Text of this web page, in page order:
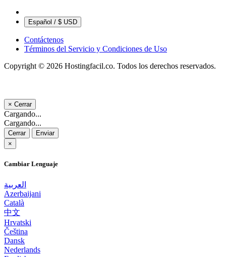
Español / $ USD
Contáctenos
Términos del Servicio y Condiciones de Uso
Copyright © 2026 Hostingfacil.co. Todos los derechos reservados.
× Cerrar
Cargando...
Cargando...
Cerrar
Enviar
×
Cambiar Lenguaje
العربية
Azerbaijani
Català
中文
Hrvatski
Čeština
Dansk
Nederlands